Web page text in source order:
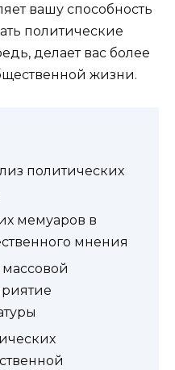
вашу способность
политические
делает вас более
жизни.
политических
мемуаров в
мнения